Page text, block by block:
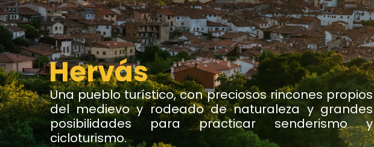
Hervás
Una pueblo turístico, con preciosos rincones propios
del medievo y rodeado de naturaleza y grandes
posibilidades para practicar senderismo y
cicloturismo.